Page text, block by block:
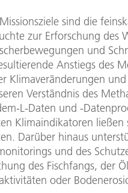
sind die
zur Erforschung des
und
Anstiegs des
Klimaveränderungen
Verständnis des
L-Daten und -
Klimaindikatoren
Darüber hinaus
und des
des Fischfangs, der
oder